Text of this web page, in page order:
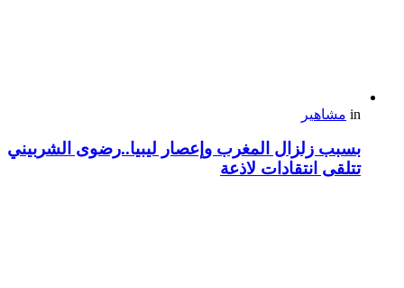
in مشاهير
بسبب زلزال المغرب وإعصار ليبيا..رضوى الشربيني
تتلقى انتقادات لاذعة